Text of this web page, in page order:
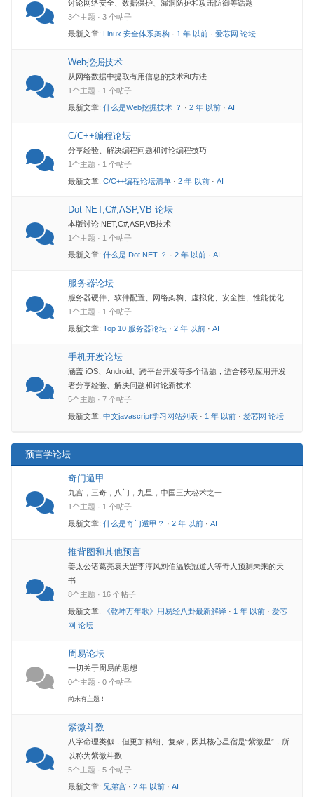
讨论网络安全、数据保护、漏洞防护和攻击防御等话题
3个主题 · 3 个帖子
最新文章: Linux 安全体系架构 · 1 年 以前 · 爱芯网 论坛
Web挖掘技术
从网络数据中提取有用信息的技术和方法
1个主题 · 1 个帖子
最新文章: 什么是Web挖掘技术 ？ · 2 年 以前 · AI
C/C++编程论坛
分享经验、解决编程问题和讨论编程技巧
1个主题 · 1 个帖子
最新文章: C/C++编程论坛清单 · 2 年 以前 · AI
Dot NET,C#,ASP,VB 论坛
本版讨论.NET,C#,ASP,VB技术
1个主题 · 1 个帖子
最新文章: 什么是 Dot NET ？ · 2 年 以前 · AI
服务器论坛
服务器硬件、软件配置、网络架构、虚拟化、安全性、性能优化
1个主题 · 1 个帖子
最新文章: Top 10 服务器论坛 · 2 年 以前 · AI
手机开发论坛
涵盖 iOS、Android、跨平台开发等多个话题，适合移动应用开发
者分享经验、解决问题和讨论新技术
5个主题 · 7 个帖子
最新文章: 中文javascript学习网站列表 · 1 年 以前 · 爱芯网 论坛
预言学论坛
奇门遁甲
九宫，三奇，八门，九星，中国三大秘术之一
1个主题 · 1 个帖子
最新文章: 什么是奇门遁甲？ · 2 年 以前 · AI
推背图和其他预言
姜太公诸葛亮袁天罡李淳风刘伯温铁冠道人等奇人预测未来的天
书
8个主题 · 16 个帖子
最新文章:
《乾坤万年歌》用易经八卦最新解译 · 1 年 以前 · 爱芯
网 论坛
周易论坛
一切关于周易的思想
0个主题 · 0 个帖子
尚未有主题！
紫微斗数
八字命理类似，但更加精细、复杂，因其核心星宿是“紫微星”，所
以称为紫微斗数
5个主题 · 5 个帖子
最新文章: 兄弟宫 · 2 年 以前 · AI